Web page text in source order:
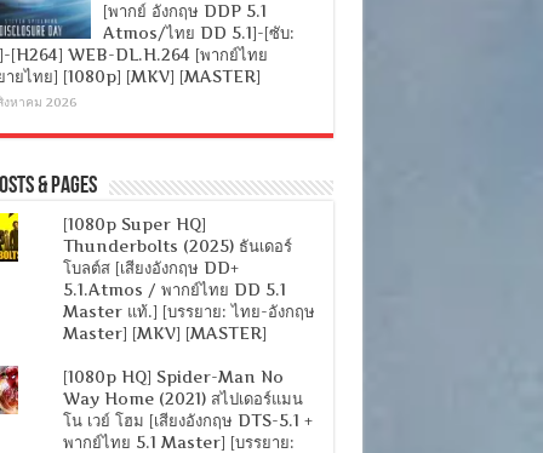
[พากย์ อังกฤษ DDP 5.1
Atmos/ไทย DD 5.1]-[ซับ:
[H264] WEB-DL.H.264 [พากย์ไทย
ายไทย] [1080p] [MKV] [MASTER]
งหาคม 2026
& Pages
[1080p Super HQ]
Thunderbolts (2025) ธันเดอร์
โบลต์ส [เสียงอังกฤษ DD+
5.1.Atmos / พากย์ไทย DD 5.1
Master แท้.] [บรรยาย: ไทย-อังกฤษ
Master] [MKV] [MASTER]
[1080p HQ] Spider-Man No
Way Home (2021) สไปเดอร์แมน
โน เวย์ โฮม [เสียงอังกฤษ DTS-5.1 +
พากย์ไทย 5.1 Master] [บรรยาย: